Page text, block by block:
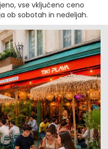
vse vključeno ceno
ob sobotah in nedeljah.